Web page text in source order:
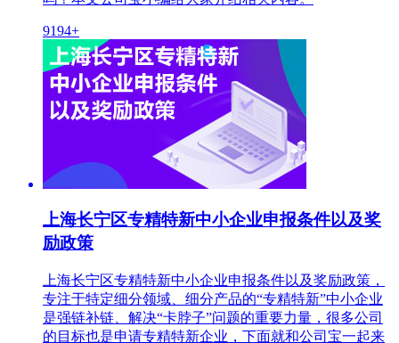
9194+
上海长宁区专精特新中小企业申报条件以及奖
励政策
上海长宁区专精特新中小企业申报条件以及奖励政策，
专注于特定细分领域、细分产品的“专精特新”中小企业
是强链补链、解决“卡脖子”问题的重要力量，很多公司
的目标也是申请专精特新企业，下面就和公司宝一起来